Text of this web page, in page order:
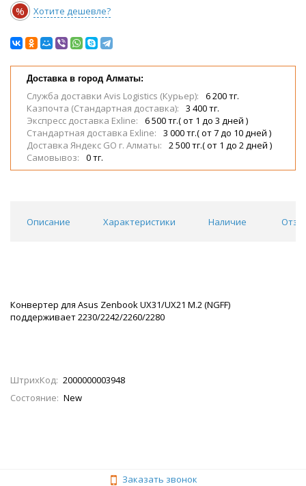
% Хотите дешевле?
Доставка в город Алматы:
Служба доставки Avis Logistics (Курьер):
6 200 тг.
Казпочта (Стандартная доставка):
3 400 тг.
Экспресс доставка Exline:
6 500 тг.( от 1 до 3 дней )
Стандартная доставка Exline:
3 000 тг.( от 7 до 10 дней )
Доставка Яндекс GO г. Алматы:
2 500 тг.( от 1 до 2 дней )
Самовывоз:
0 тг.
Описание Характеристики Наличие
Конвертер для Asus Zenbook UX31/UX21 M.2 (NGFF)
поддерживает 2230/2242/2260/2280
ШтрихКод: 2000000003948
Состояние: New
Заказать звонок